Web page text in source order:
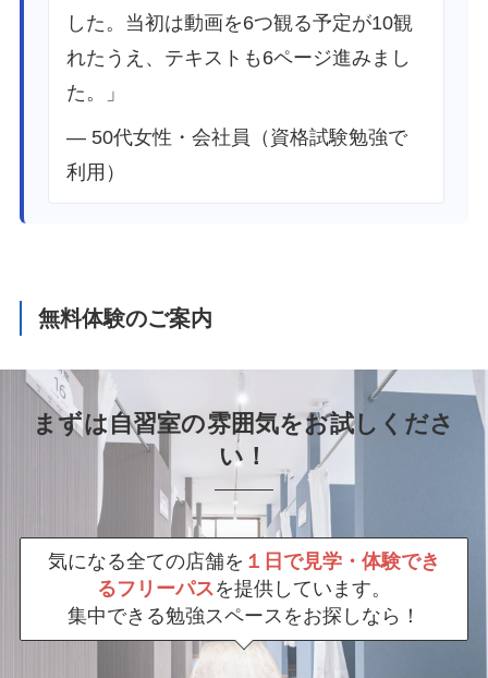
した。当初は動画を6つ観る予定が10観
れたうえ、テキストも6ページ進みまし
た。」
— 50代女性・会社員（資格試験勉強で
利用）
無料体験のご案内
まずは自習室の雰囲気をお試しくださ
い！
気になる全ての店舗を １日で見学・体験でき
るフリーパスを提供しています。
集中できる勉強スペースをお探しなら！